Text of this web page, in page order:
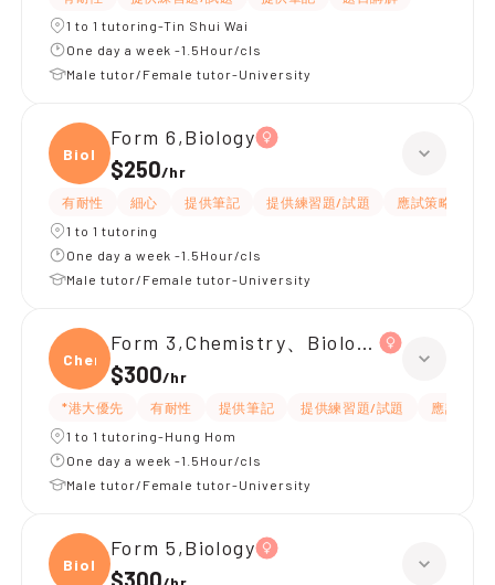
1 to 1 tutoring-Tin Shui Wai
One day a week -1.5Hour/cls
Male tutor/Female tutor-University
Biolo
Form 6,Biology
$250/hr
有耐性 細心 提供筆記 提供練習題/試題
應試策略
1 to 1 tutoring
One day a week -1.5Hour/cls
Male tutor/Female tutor-University
Chemi
Form 3,Chemistry、Biology、Physics
$300/hr
*港大優先 有耐性 提供筆記 提供練習題/試題
應試策略
1 to 1 tutoring-Hung Hom
One day a week -1.5Hour/cls
Male tutor/Female tutor-University
Biolo
Form 5,Biology
$300